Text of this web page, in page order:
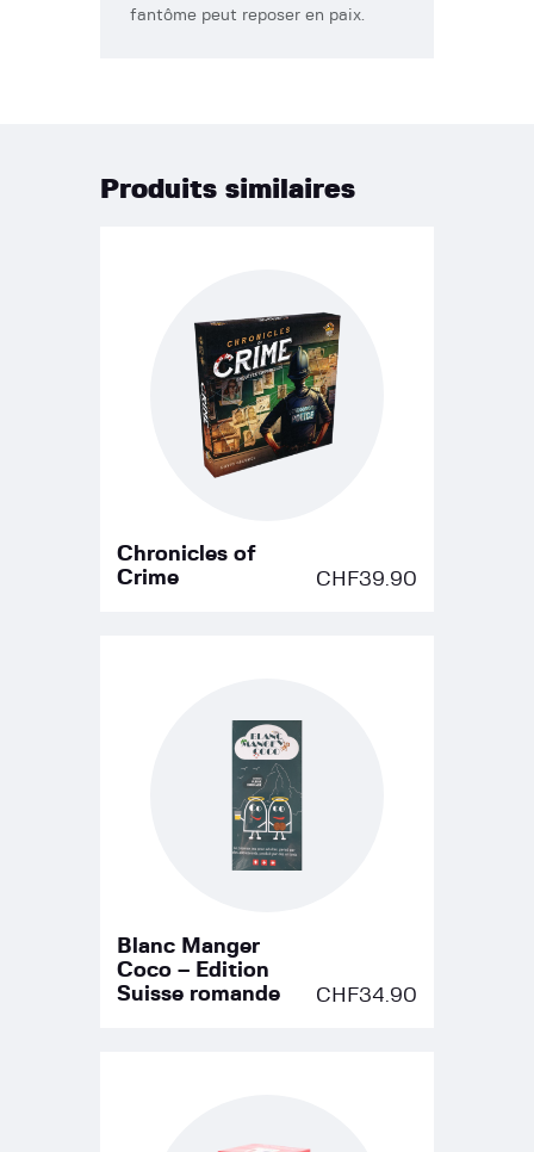
fantôme peut reposer en paix.
Produits similaires
Chronicles of
Crime
CHF39.90
Blanc Manger
Coco – Edition
Suisse romande
CHF34.90